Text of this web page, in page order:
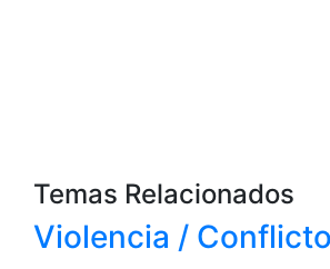
Temas Relacionados
Violencia /